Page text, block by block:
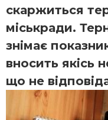
скаржиться
міськради.
знімає
вносить якісь
що не